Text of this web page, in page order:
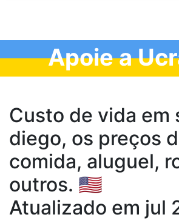
Apoie a
Custo de vida em
diego, os preços
comida, aluguel,
outros. 🇺🇸
Atualizado em jul